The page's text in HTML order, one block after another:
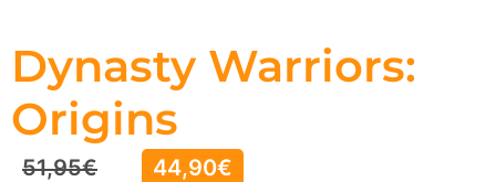
Dynasty Warriors:
Origins
51,95€ 44,90€